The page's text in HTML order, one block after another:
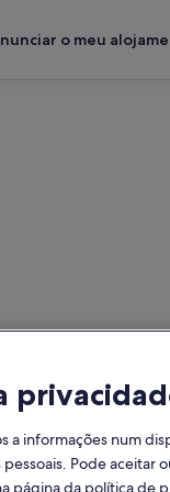
o meu
–
suas
2
a informações num
Pode aceitar
página da política de